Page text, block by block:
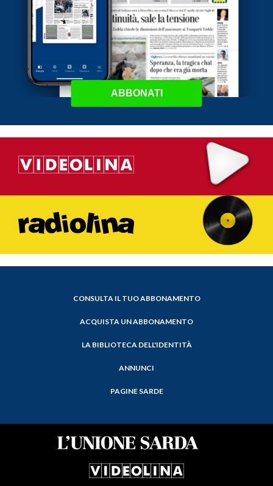
ABBONATI
CONSULTA IL TUO ABBONAMENTO
ACQUISTA UN ABBONAMENTO
LA BIBLIOTECA DELL'IDENTITÀ
ANNUNCI
PAGINE SARDE